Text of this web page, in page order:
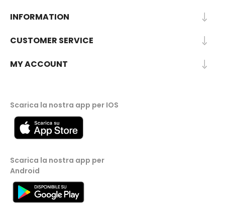
INFORMATION
CUSTOMER SERVICE
MY ACCOUNT
Scarica la nostra app per IOS
Scarica la nostra app per
Android